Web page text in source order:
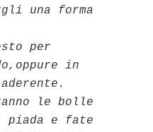
una forma
per
in
le bolle
piada e fate